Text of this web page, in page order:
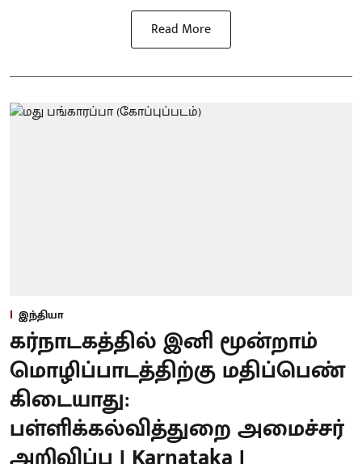
Read More
இந்தியா
கர்நாடகத்தில் இனி மூன்றாம்
மொழிப்பாடத்திற்கு மதிப்பெண்
கிடையாது:
பள்ளிக்கல்வித்துறை அமைச்சர்